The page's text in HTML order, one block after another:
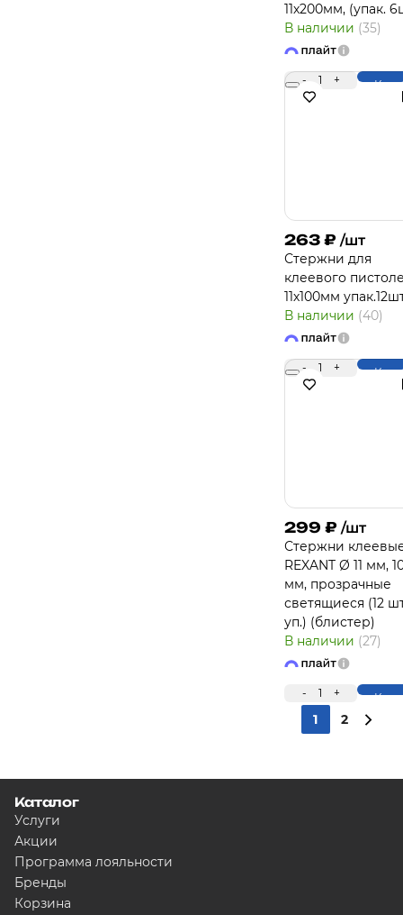
11х200мм, (упак.
В наличии (35)
- 1 +
263 ₽ /шт
Стержни для
клеевого
11х100мм
В наличии (40)
- 1 +
299 ₽ /шт
Стержни
REXANT Ø 11 мм,
мм, прозрачные
светящиеся (12
уп.) (блистер)
В наличии (27)
- 1 +
1 2
Каталог
Услуги
Акции
Программа лояльности
Бренды
Корзина